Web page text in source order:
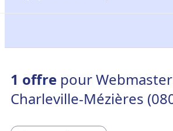
1 offre pour
Charleville-Mézières